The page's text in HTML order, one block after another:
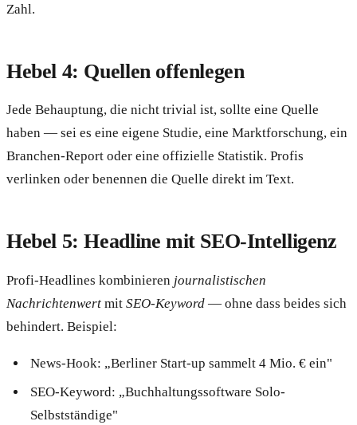
Zahl.
Hebel 4: Quellen offenlegen
Jede Behauptung, die nicht trivial ist, sollte eine Quelle
haben — sei es eine eigene Studie, eine Marktforschung, ein
Branchen-Report oder eine offizielle Statistik. Profis
verlinken oder benennen die Quelle direkt im Text.
Hebel 5: Headline mit SEO-Intelligenz
Profi-Headlines kombinieren journalistischen
Nachrichtenwert mit SEO-Keyword — ohne dass beides sich
behindert. Beispiel:
News-Hook: „Berliner Start-up sammelt 4 Mio. € ein"
SEO-Keyword: „Buchhaltungssoftware Solo-
Selbstständige"